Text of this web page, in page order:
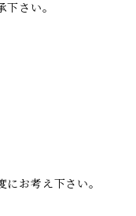
さい。
お考え下さい。